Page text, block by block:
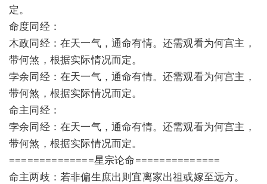
定。
命度同经：
木政同经：在天一气，通命有情。还需观看为何宫主，
带何煞，根据实际情况而定。
孛余同经：在天一气，通命有情。还需观看为何宫主，
带何煞，根据实际情况而定。
命主同经：
孛余同经：在天一气，通命有情。还需观看为何宫主，
带何煞，根据实际情况而定。
==============星宗论命==============
命主两歧：若非偏生庶出则宜离家出祖或嫁至远方。